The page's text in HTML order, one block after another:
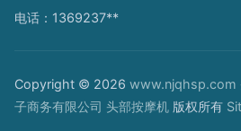
电话：1369237**
Copyright © 2026 www.njqhsp.com
子商务有限公司 头部按摩机 版权所有